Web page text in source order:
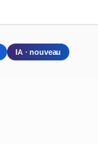
IA · nouveau